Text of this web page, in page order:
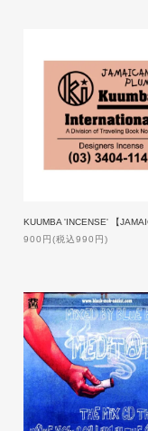
900円(税込990円)